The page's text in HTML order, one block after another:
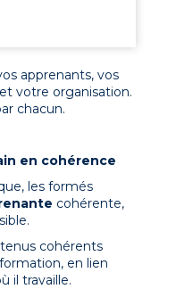
apprenants, vos
votre organisation.
chacun.
en cohérence
les formés
cohérente,
cohérents
en lien
il travaille.